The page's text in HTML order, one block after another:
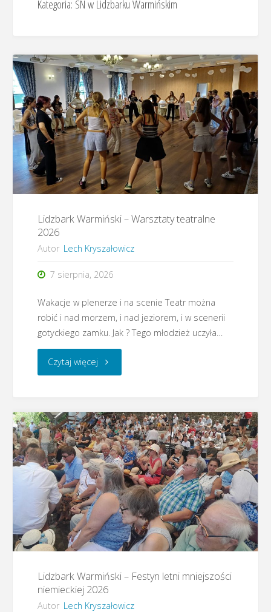
Kategoria: SN w Lidzbarku Warmińskim
Lidzbark Warmiński – Warsztaty teatralne
2026
Autor Lech Kryszałowicz
7 sierpnia, 2026
Wakacje w plenerze i na scenie Teatr można
robić i nad morzem, i nad jeziorem, i w scenerii
gotyckiego zamku. Jak ? Tego młodzież uczyła…
Czytaj więcej"Lidzbark
–
Warsztaty
teatralne
2026"
Lidzbark Warmiński – Festyn letni mniejszości
niemieckiej 2026
Autor Lech Kryszałowicz